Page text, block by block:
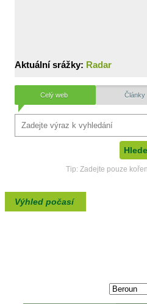
Aktuální srážky: Radar
Celý web Články
Tip: Zadejte pouze
Výhled počasí